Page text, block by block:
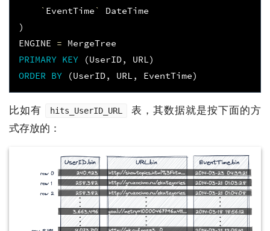
` EventTime `
DateTime
)
ENGINE = MergeTree
PRIMARY KEY (UserID, URL )
ORDER BY (UserID, URL , EventTime)
比如有 hits_UserID_URL
表，其数据就是按下面的方
式存放的：